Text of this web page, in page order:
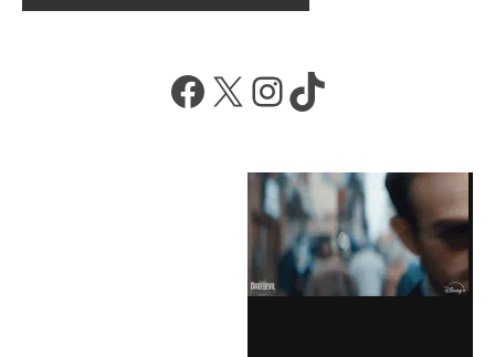
Facebook
X Instagram
TikTok